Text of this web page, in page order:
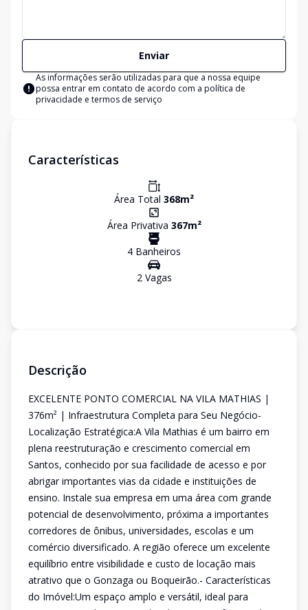
Enviar
As informações serão utilizadas para que a nossa equipe
possa entrar em contato de acordo com a política de
privacidade e termos de serviço
Características
Área Total 368m²
Área Privativa 367m²
4 Banheiros
2Vagas
Descrição
EXCELENTE PONTO COMERCIAL NA VILA MATHIAS |
376m² | Infraestrutura Completa para Seu Negócio-
Localização Estratégica:A Vila Mathias é um bairro em
plena reestruturação e crescimento comercial em
Santos, conhecido por sua facilidade de acesso e por
abrigar importantes vias da cidade e instituições de
ensino. Instale sua empresa em uma área com grande
potencial de desenvolvimento, próxima a importantes
corredores de ônibus, universidades, escolas e um
comércio diversificado. A região oferece um excelente
equilíbrio entre visibilidade e custo de locação mais
atrativo que o Gonzaga ou Boqueirão.- Características
do Imóvel:Um espaço amplo e versátil, ideal para